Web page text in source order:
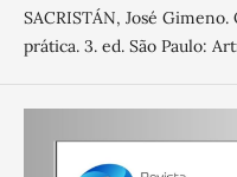
SACRISTÁN, José
prática. 3. ed. São Paulo: